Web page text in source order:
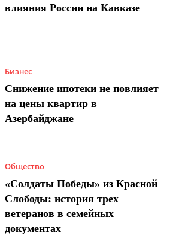
влияния России на Кавказе
Бизнес
Снижение ипотеки не повлияет
на цены квартир в
Азербайджане
Общество
«Солдаты Победы» из Красной
Слободы: история трех
ветеранов в семейных
документах